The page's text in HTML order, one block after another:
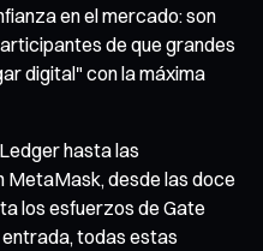
en el mercado: son
de que grandes
digital" con la máxima
hasta las
desde las doce
los esfuerzos de Gate
todas estas